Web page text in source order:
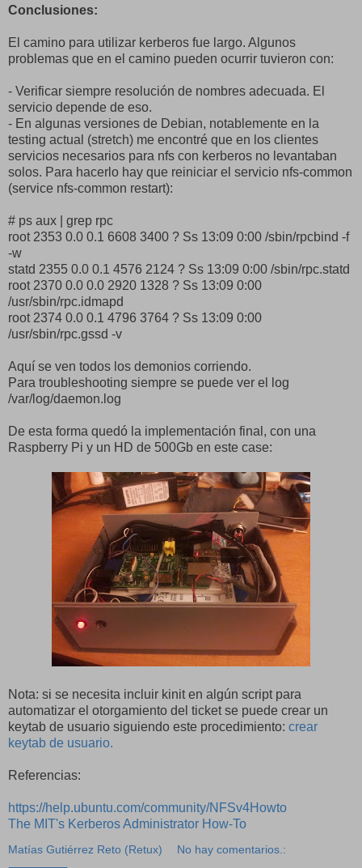
Conclusiones:
El camino para utilizar kerberos fue largo. Algunos
problemas que en el camino pueden ocurrir tuvieron con:
- Verificar siempre resolución de nombres adecuada. El
servicio depende de eso.
- En algunas versiones de Debian, notablemente en la
testing actual (stretch) me encontré que en los clientes
servicios necesarios para nfs con kerberos no levantaban
solos. Para hacerlo hay que reiniciar el servicio nfs-common
(service nfs-common restart):
# ps aux | grep rpc
root 2353 0.0 0.1 6608 3400 ? Ss 13:09 0:00 /sbin/rpcbind -f
-w
statd 2355 0.0 0.1 4576 2124 ? Ss 13:09 0:00 /sbin/rpc.statd
root 2370 0.0 0.0 2920 1328 ? Ss 13:09 0:00
/usr/sbin/rpc.idmapd
root 2374 0.0 0.1 4796 3764 ? Ss 13:09 0:00
/usr/sbin/rpc.gssd -v
Aquí se ven todos los demonios corriendo.
Para troubleshooting siempre se puede ver el log
/var/log/daemon.log
De esta forma quedó la implementación final, con una
Raspberry Pi y un HD de 500Gb en este case:
Nota: si se necesita incluir kinit en algún script para
automatizar el otorgamiento del ticket se puede crear un
keytab de usuario siguiendo este procedimiento: crear
keytab de usuario.
Referencias:
https://help.ubuntu.com/community/NFSv4Howto
The MIT's Kerberos Administrator How-To
Matías Gutiérrez Reto (Retux) No hay comentarios.: